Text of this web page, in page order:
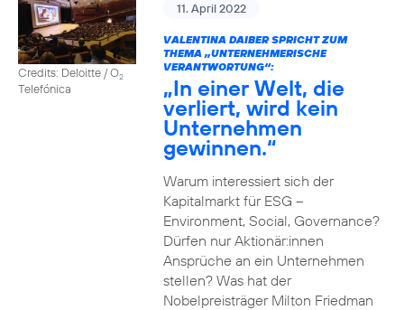
Credits: Deloitte / O2
Telefónica
11. April 2022
VALENTINA DAIBER SPRICHT ZUM
THEMA „UNTERNEHMERISCHE
VERANTWORTUNG“:
„In einer Welt, die
verliert, wird kein
Unternehmen
gewinnen.“
Warum interessiert sich der
Kapitalmarkt für ESG –
Environment, Social, Governance?
Dürfen nur Aktionär:innen
Ansprüche an ein Unternehmen
stellen? Was hat der
Nobelpreisträger Milton Friedman